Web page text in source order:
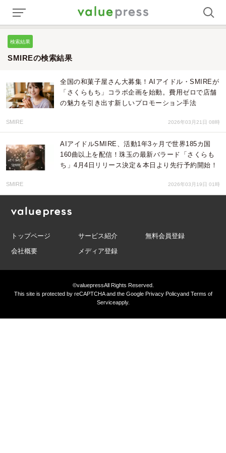
検索結果
SMIREの検索結果
全国の和菓子屋さん大募集！AIアイドル・SMIREが
「さくらもち」コラボ企画を始動。費用ゼロで店舗
の魅力を引き出す新しいプロモーション手法
SMIRE 2026年03月21日 08時
AIアイドルSMIRE、活動1年3ヶ月で世界185カ国
160曲以上を配信！珠玉の最新バラード「さくらも
ち」4月4日リリース決定＆本日より先行予約開始！
SMIRE 2026年03月19日 01時
トップページ サービス紹介
無料会員登録
会社概要
メディア登録
©valuepressAll Rights Reserved.
This site is protected by reCAPTCHA and the GooglePrivacy Policyand Terms of
Serviceapply.